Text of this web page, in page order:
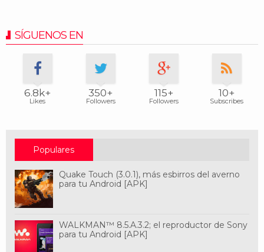
SÍGUENOS EN
6.8k+
Likes
350+
Followers
115+
Followers
10+
Subscribes
Populares
Quake Touch (3.0.1), más esbirros del averno
para tu Android [APK]
WALKMAN™ 8.5.A.3.2; el reproductor de Sony
para tu Android [APK]